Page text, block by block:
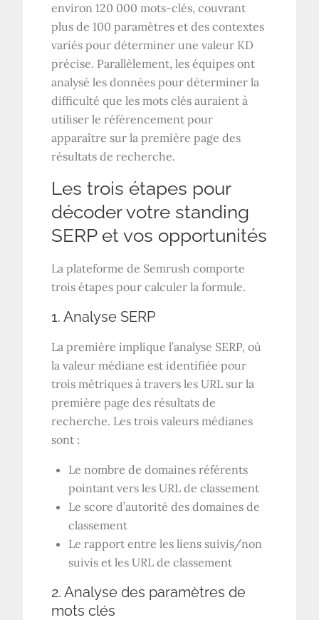
environ 120 000 mots-clés, couvrant
plus de 100 paramètres et des contextes
variés pour déterminer une valeur KD
précise. Parallèlement, les équipes ont
analysé les données pour déterminer la
difficulté que les mots clés auraient à
utiliser le référencement pour
apparaître sur la première page des
résultats de recherche.
Les trois étapes pour
décoder votre standing
SERP et vos opportunités
La plateforme de Semrush comporte
trois étapes pour calculer la formule.
1. Analyse SERP
La première implique l’analyse SERP, où
la valeur médiane est identifiée pour
trois métriques à travers les URL sur la
première page des résultats de
recherche. Les trois valeurs médianes
sont :
Le nombre de domaines référents
pointant vers les URL de classement
Le score d’autorité des domaines de
classement
Le rapport entre les liens suivis/non
suivis et les URL de classement
2. Analyse des paramètres de
mots clés